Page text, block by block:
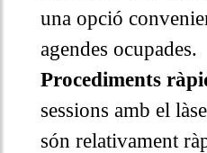
una opció
agendes ocupades.
Procediments
sessions amb el
són relativament